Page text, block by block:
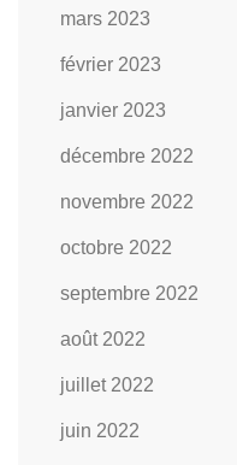
mars 2023
février 2023
janvier 2023
décembre 2022
novembre 2022
octobre 2022
septembre 2022
août 2022
juillet 2022
juin 2022